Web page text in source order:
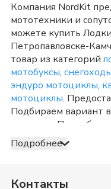
Компания NordKit
мототехники и
можете купить
Петропавловске-
товар из категорий
мотобуксы,
эндуро мотоциклы,
мотоциклы.
Подбираем вариант
запросом. Подробно
любые вопросы по
Петропавловске-
доставка
Подробнее
Контакты